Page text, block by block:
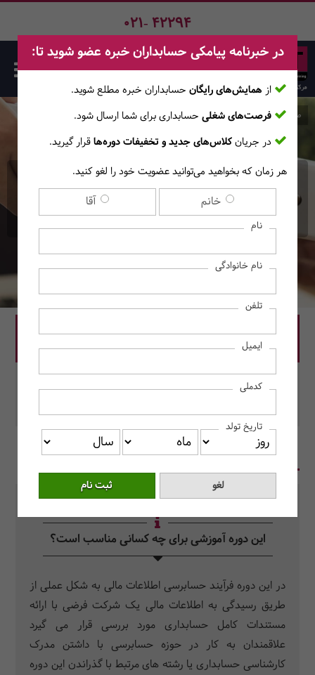
021- 42294
دوره حسابرسی مستقل با
رویکرد کارگاهی
صفحه اصلی دوره‌ها
قیمت دوره: 10,000,000 ریال
در این دوره رزرو کنید.
محل برگزاری: مرکز آموزش حسابداران خبره
در یک نگاه سرفصل دروس سوالات متداول
این دوره آموزشی برای چه کسانی مناسب است؟
در این دوره فرآیند حسابرسی اطلاعات مالی به شکل عملی از
طریق رسیدگی به اطلاعات مالی یک شرکت فرضی با ارائه
مستندات کامل حسابداری مورد بررسی قرار می گیرد
علاقمندان به کار در حوزه حسابرسی با داشتن مدرک
کارشناسی حسابداری یا رشته های مرتبط با گذراندن این دوره
در خبرنامه پیامکی حسابداران خبره عضو شوید تا:
از همایش‌های رایگان حسابداران خبره مطلع ‎شوید.
فرصت‌های شغلی حسابداری برای شما ارسال شود.
در جریانکلاس‌های جدید و تخفیفات دوره‌هاقرار گیرید.
هر زمان که بخواهید می‌توانید عضویت خود را لغو کنید.
خانم آقا
نام
نام خانوادگی
تلفن
ایمیل
کدملی
تاریخ تولد